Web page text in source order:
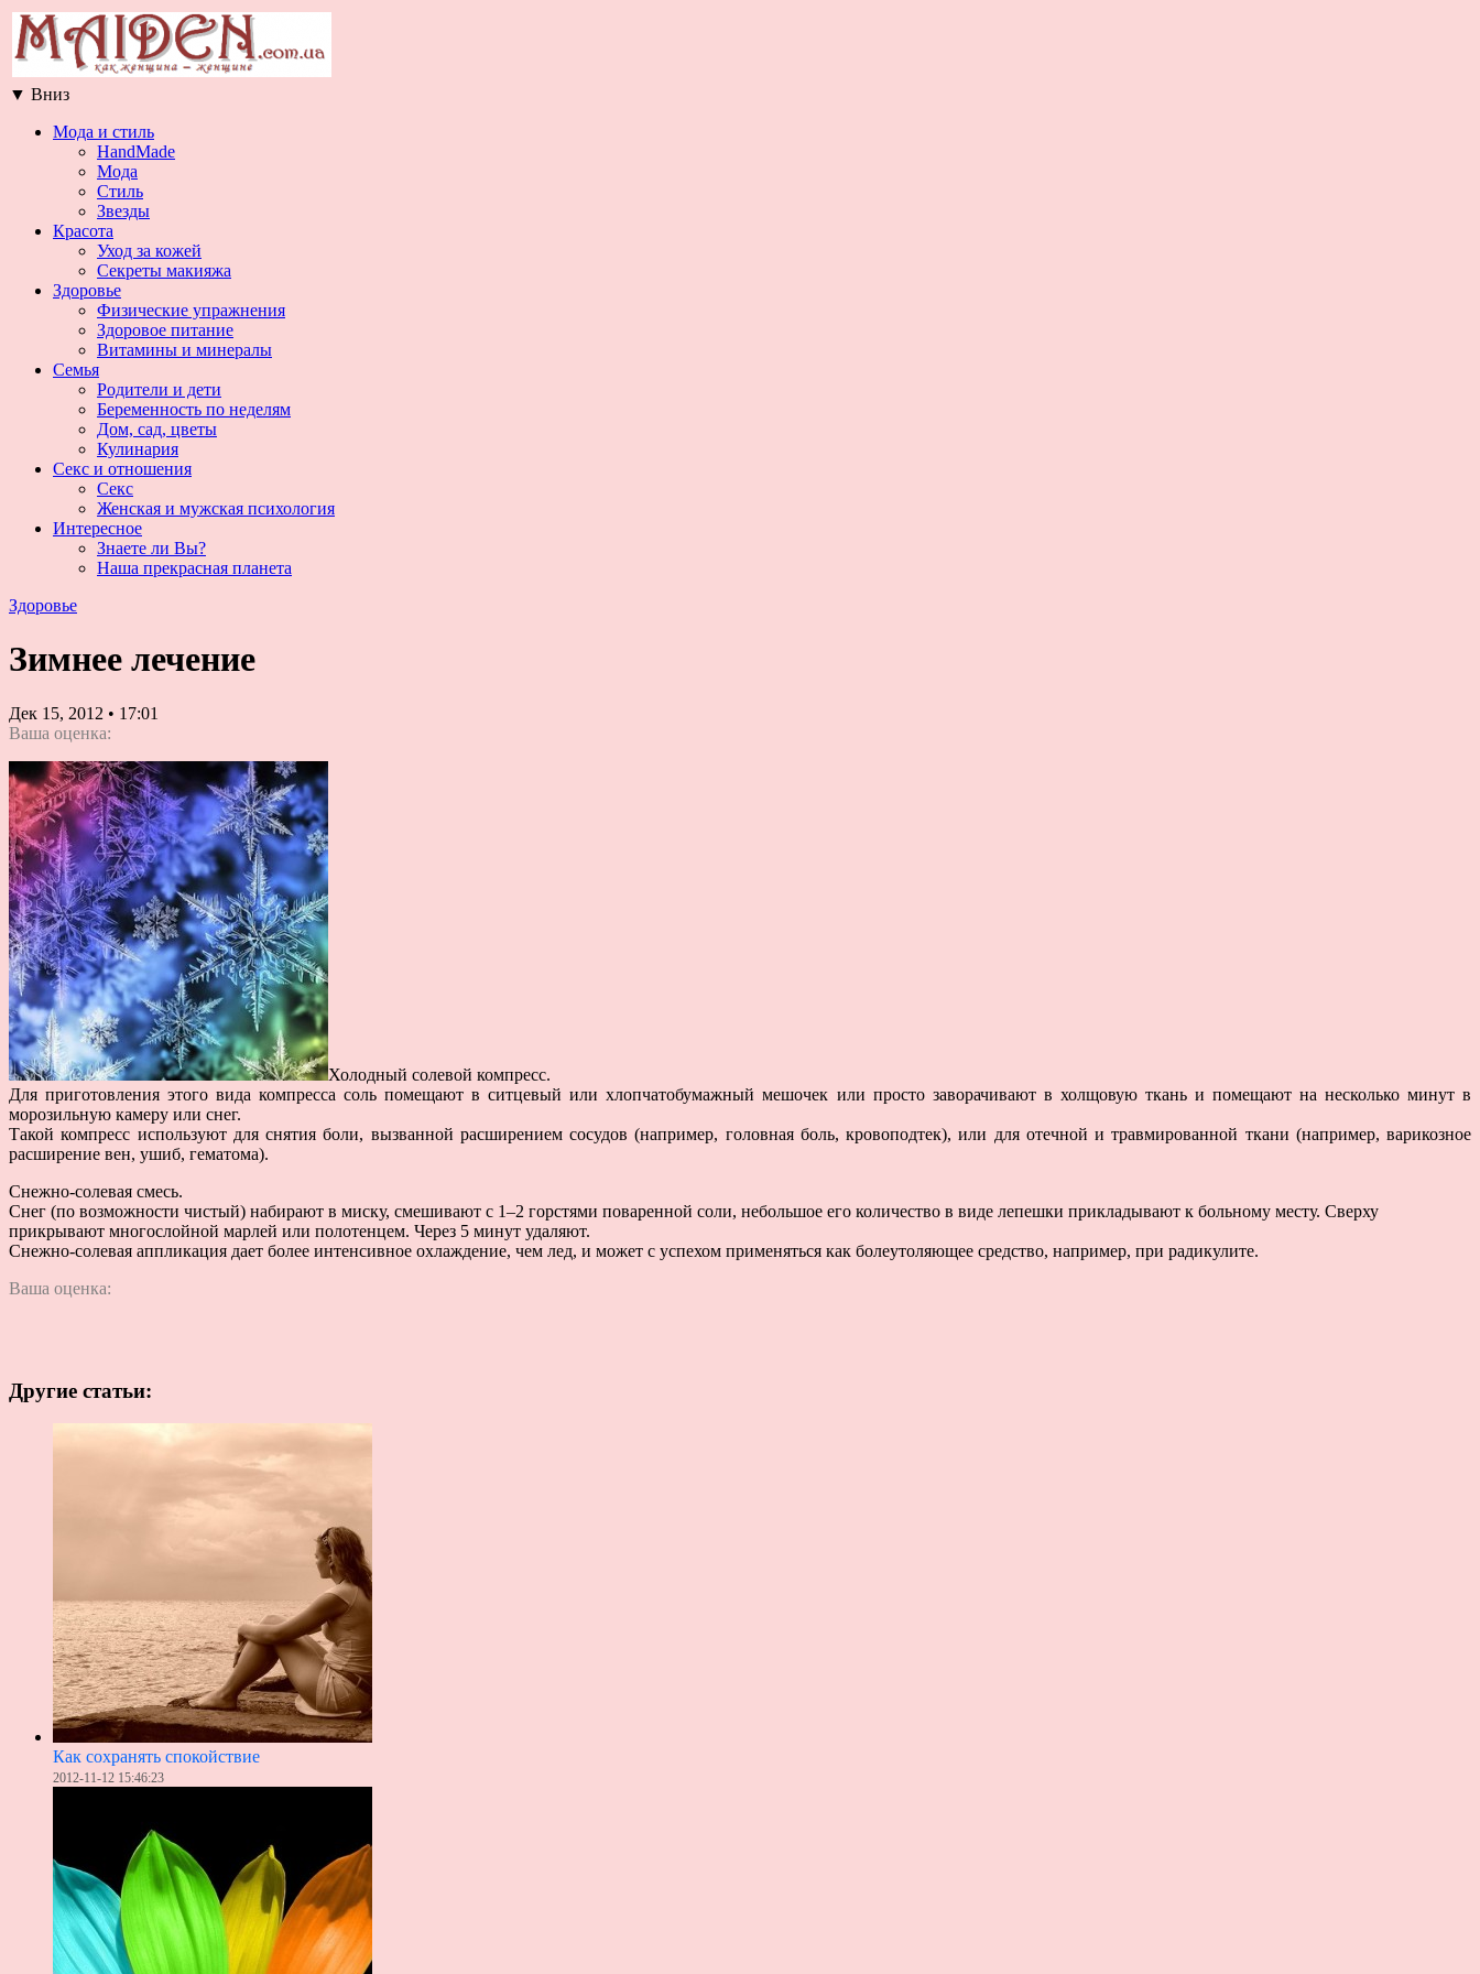
▼ Вниз
Мода и стиль
HandMade
Мода
Стиль
Звезды
Красота
Уход за кожей
Секреты макияжа
Здоровье
Физические упражнения
Здоровое питание
Витамины и минералы
Семья
Родители и дети
Беременность по неделям
Дом, сад, цветы
Кулинария
Секс и отношения
Секс
Женская и мужская психология
Интересное
Знаете ли Вы?
Наша прекрасная планета
Здоровье
Зимнее лечение
Дек 15, 2012 • 17:01
Ваша оценка:
Холодный солевой компресс.
Для приготовления этого вида компресса соль помещают в ситцевый или хлопчатобумажный мешочек или просто заворачивают в холщовую ткань и помещают на несколько минут в
морозильную камеру или снег.
Такой компресс используют для снятия боли, вызванной расширением сосудов (например, головная боль, кровоподтек), или для отечной и травмированной ткани (например, варикозное
расширение вен, ушиб, гематома).
Снежно-солевая смесь.
Снег (по возможности чистый) набирают в миску, смешивают с 1–2 горстями поваренной соли, небольшое его количество в виде лепешки прикладывают к больному месту. Сверху
прикрывают многослойной марлей или полотенцем. Через 5 минут удаляют.
Снежно-солевая аппликация дает более интенсивное охлаждение, чем лед, и может с успехом применяться как болеутоляющее средство, например, при радикулите.
Ваша оценка:
Другие статьи:
Как сохранять спокойствие
2012-11-12 15:46:23